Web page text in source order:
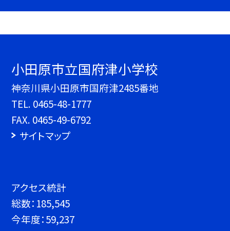
小田原市立国府津小学校
神奈川県小田原市国府津2485番地
TEL. 0465-48-1777
FAX. 0465-49-6792
サイトマップ
アクセス統計
総数： 185,545
今年度：59,237